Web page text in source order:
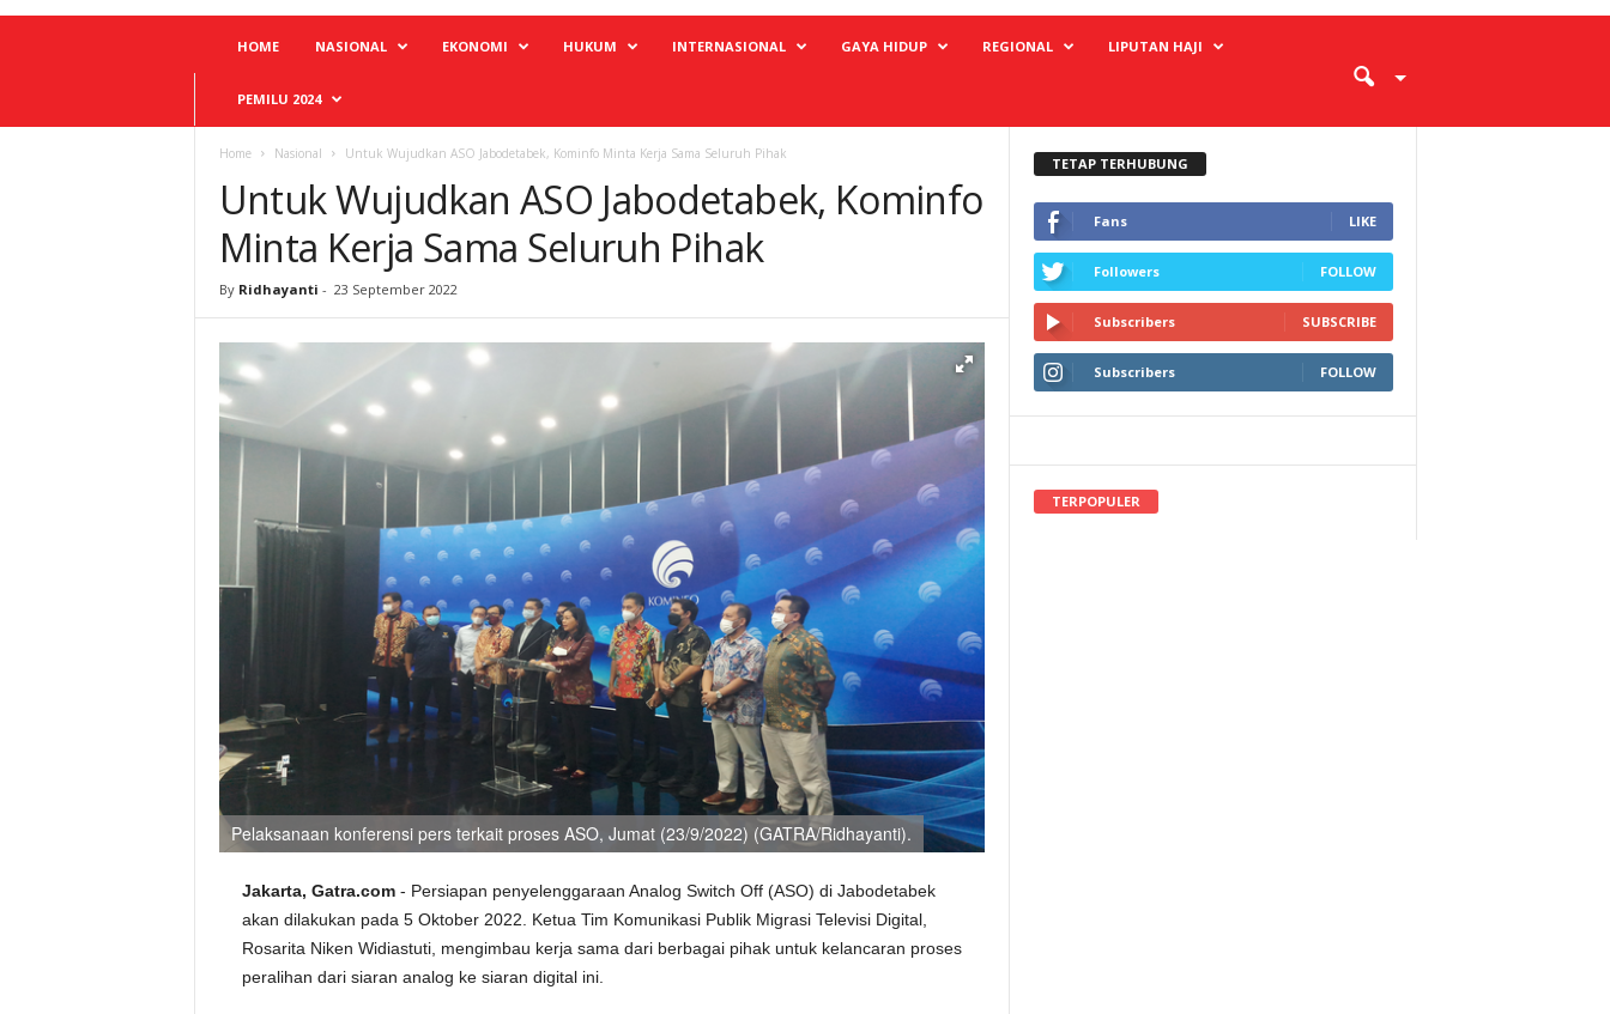
HOME NASIONAL EKONOMI HUKUM INTERNASIONAL GAYA HIDUP REGIONAL LIPUTAN HAJI
PEMILU 2024
Home Nasional Untuk Wujudkan ASO Jabodetabek, Kominfo Minta Kerja Sama Seluruh Pihak
Untuk Wujudkan ASO Jabodetabek, Kominfo
Minta Kerja Sama Seluruh Pihak
By Ridhayanti - 23 September 2022
Pelaksanaan konferensi pers terkait proses ASO, Jumat (23/9/2022) (GATRA/Ridhayanti).
Jakarta, Gatra.com- Persiapan penyelenggaraan Analog Switch Off (ASO) di Jabodetabek
akan dilakukan pada 5 Oktober 2022. Ketua Tim Komunikasi Publik Migrasi Televisi Digital,
Rosarita Niken Widiastuti, mengimbau kerja sama dari berbagai pihak untuk kelancaran proses
peralihan dari siaran analog ke siaran digital ini.
TETAP TERHUBUNG
Fans LIKE
Followers FOLLOW
Subscribers SUBSCRIBE
Subscribers FOLLOW